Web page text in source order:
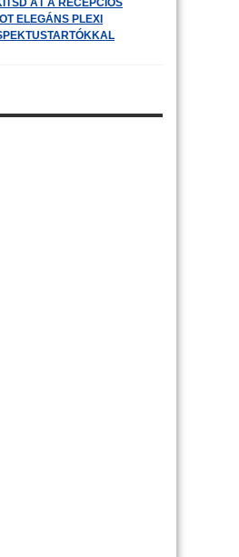
ÁT A RECEPCIÓS
ELEGÁNS PLEXI